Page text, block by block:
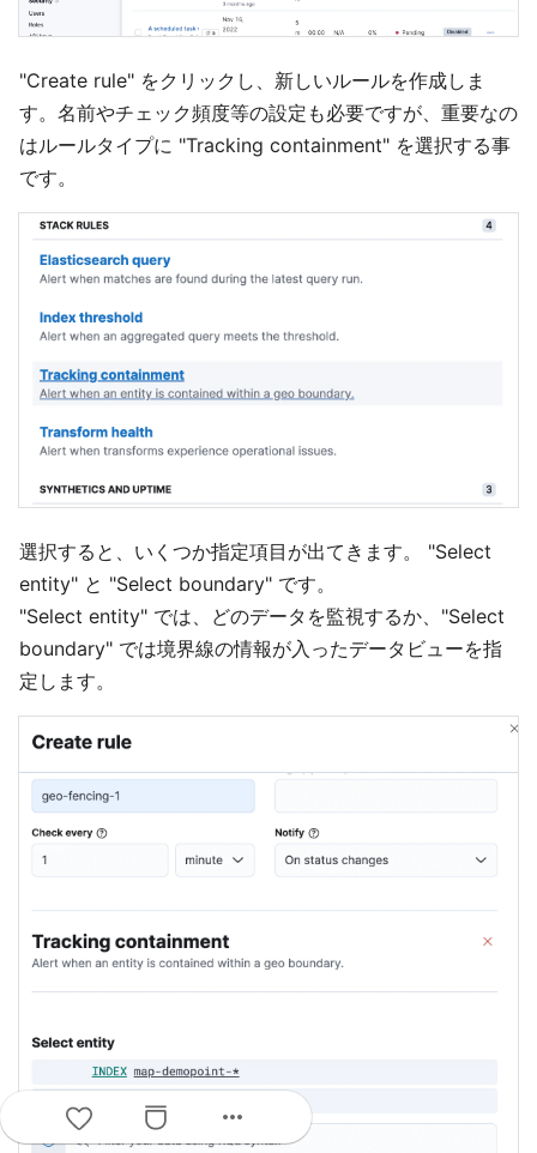
"Create rule" をクリックし、新しいルールを作成しま
す。名前やチェック頻度等の設定も必要ですが、重要なの
はルールタイプに "Tracking containment" を選択する事
です。
選択すると、いくつか指定項目が出てきます。 "Select
entity" と "Select boundary" です。
"Select entity" では、どのデータを監視するか、"Select
boundary" では境界線の情報が入ったデータビューを指
定します。
more_horiz